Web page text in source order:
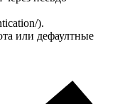
).
или дефаултные